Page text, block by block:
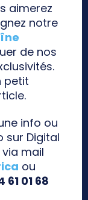
aimerez
notre
de nos
petit
info ou
sur Digital
mail
ou
61 01 68